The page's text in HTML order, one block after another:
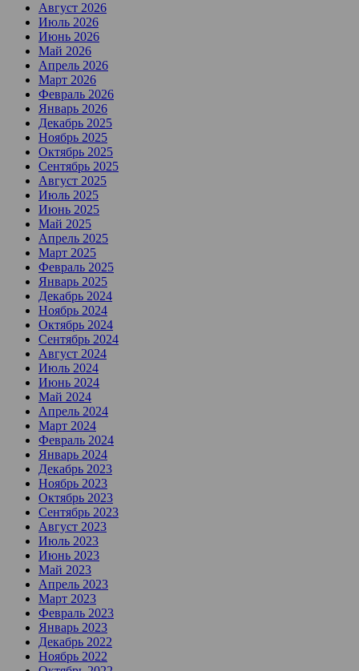
Август 2026
Июль 2026
Июнь 2026
Май 2026
Апрель 2026
Март 2026
Февраль 2026
Январь 2026
Декабрь 2025
Ноябрь 2025
Октябрь 2025
Сентябрь 2025
Август 2025
Июль 2025
Июнь 2025
Май 2025
Апрель 2025
Март 2025
Февраль 2025
Январь 2025
Декабрь 2024
Ноябрь 2024
Октябрь 2024
Сентябрь 2024
Август 2024
Июль 2024
Июнь 2024
Май 2024
Апрель 2024
Март 2024
Февраль 2024
Январь 2024
Декабрь 2023
Ноябрь 2023
Октябрь 2023
Сентябрь 2023
Август 2023
Июль 2023
Июнь 2023
Май 2023
Апрель 2023
Март 2023
Февраль 2023
Январь 2023
Декабрь 2022
Ноябрь 2022